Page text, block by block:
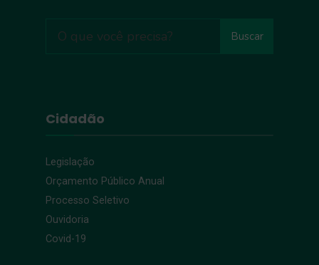
Buscar
Cidadão
Legislação
Orçamento Público Anual
Processo Seletivo
Ouvidoria
Covid-19